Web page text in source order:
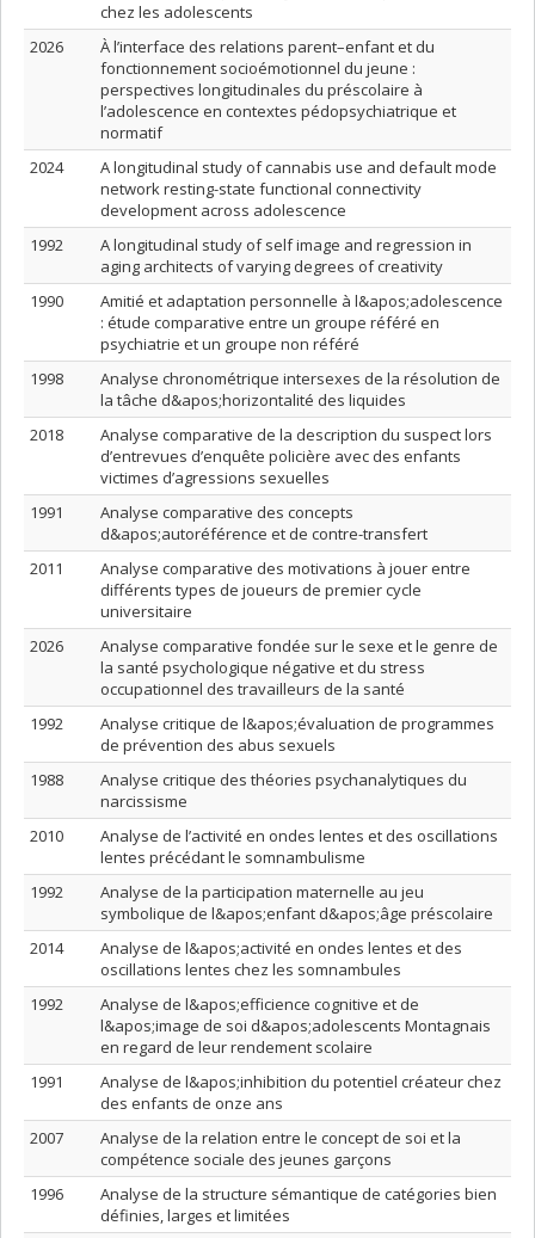
chez les adolescents
2026
À l’interface des relations parent–enfant et du
fonctionnement socioémotionnel du jeune :
perspectives longitudinales du préscolaire à
l’adolescence en contextes pédopsychiatrique et
normatif
2024
A longitudinal study of cannabis use and default mode
network resting-state functional connectivity
development across adolescence
1992
A longitudinal study of self image and regression in
aging architects of varying degrees of creativity
1990
Amitié et adaptation personnelle à l&apos;adolescence
: étude comparative entre un groupe référé en
psychiatrie et un groupe non référé
1998
Analyse chronométrique intersexes de la résolution de
la tâche d&apos;horizontalité des liquides
2018
Analyse comparative de la description du suspect lors
d’entrevues d’enquête policière avec des enfants
victimes d’agressions sexuelles
1991
Analyse comparative des concepts
d&apos;autoréférence et de contre-transfert
2011
Analyse comparative des motivations à jouer entre
différents types de joueurs de premier cycle
universitaire
2026
Analyse comparative fondée sur le sexe et le genre de
la santé psychologique négative et du stress
occupationnel des travailleurs de la santé
1992
Analyse critique de l&apos;évaluation de programmes
de prévention des abus sexuels
1988
Analyse critique des théories psychanalytiques du
narcissisme
2010
Analyse de l’activité en ondes lentes et des oscillations
lentes précédant le somnambulisme
1992
Analyse de la participation maternelle au jeu
symbolique de l&apos;enfant d&apos;âge préscolaire
2014
Analyse de l&apos;activité en ondes lentes et des
oscillations lentes chez les somnambules
1992
Analyse de l&apos;efficience cognitive et de
l&apos;image de soi d&apos;adolescents Montagnais
en regard de leur rendement scolaire
1991
Analyse de l&apos;inhibition du potentiel créateur chez
des enfants de onze ans
2007
Analyse de la relation entre le concept de soi et la
compétence sociale des jeunes garçons
1996
Analyse de la structure sémantique de catégories bien
définies, larges et limitées